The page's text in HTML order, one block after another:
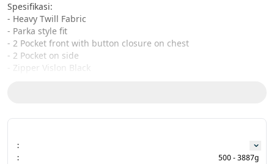
Spesifikasi:
- Heavy Twill Fabric
- Parka style fit
- 2 Pocket front with button closure on chest
- 2 Pocket on side
- Zipper Vislon Black
- Designed and Produced in Indonesia
Size Chart:
CHEST - LENGTH - SLEEVE
:
:
500 - 3887g